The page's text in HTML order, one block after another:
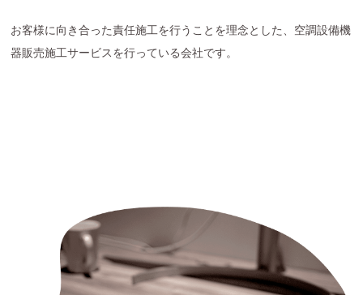
お客様に向き合った責任施工を行うことを理念とした、空調設備機
器販売施工サービスを行っている会社です。